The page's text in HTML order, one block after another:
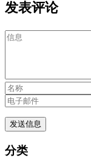
发表评论
分类